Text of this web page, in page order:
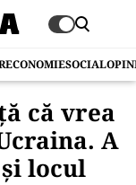
ECONOMIESOCIAL
că vrea
A
locul